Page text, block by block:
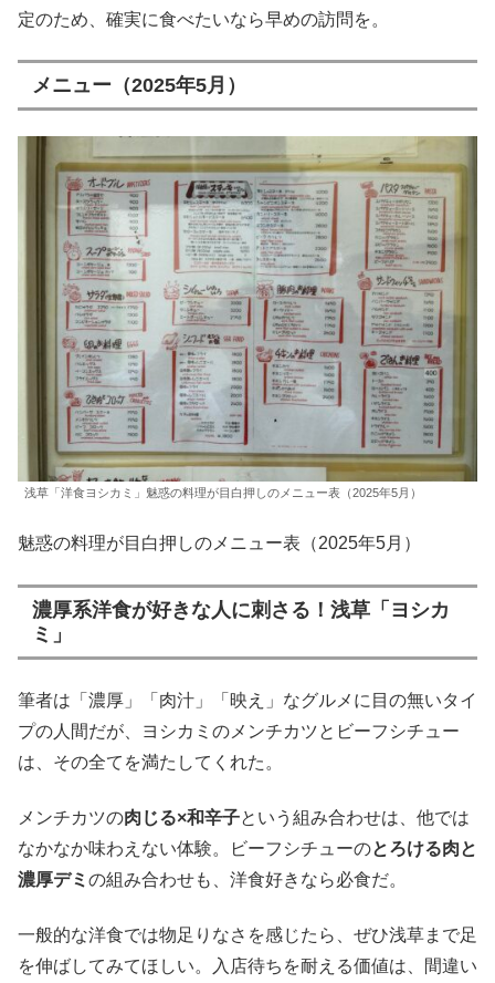
定のため、確実に食べたいなら早めの訪問を。
メニュー（2025年5月）
浅草「洋食ヨシカミ」魅惑の料理が目白押しのメニュー表（2025年5月）
魅惑の料理が目白押しのメニュー表（2025年5月）
濃厚系洋食が好きな人に刺さる！浅草「ヨシカ
ミ」
筆者は「濃厚」「肉汁」「映え」なグルメに目の無いタイ
プの人間だが、ヨシカミのメンチカツとビーフシチュー
は、その全てを満たしてくれた。
メンチカツの肉じる×和辛子という組み合わせは、他では
なかなか味わえない体験。ビーフシチューのとろける肉と
濃厚デミ の組み合わせも、洋食好きなら必食だ。
一般的な洋食では物足りなさを感じたら、ぜひ浅草まで足
を伸ばしてみてほしい。入店待ちを耐える価値は、間違い